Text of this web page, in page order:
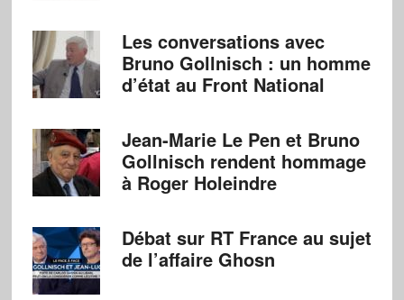
Les conversations avec
Bruno Gollnisch : un homme
d’état au Front National
Jean-Marie Le Pen et Bruno
Gollnisch rendent hommage
à Roger Holeindre
Débat sur RT France au sujet
de l’affaire Ghosn